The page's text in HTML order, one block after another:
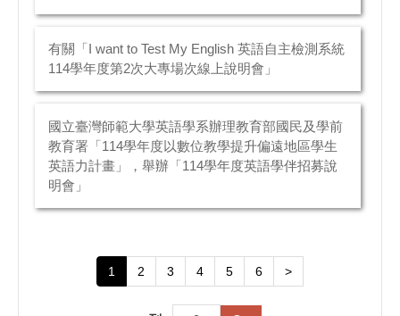
有關「I want to Test My English 英語自主檢測系統
114學年度第2次大專場次線上說明會」
國立臺灣師範大學英語學系辦理教育部國民及學前
教育署「114學年度以數位教學提升偏遠地區學生
英語力計畫」，舉辦「114學年度英語學伴招募說
明會」
1 2 3 4 5 6 >